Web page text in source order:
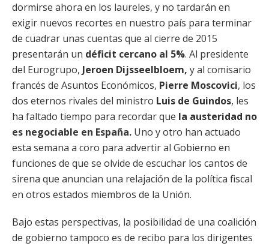
dormirse ahora en los laureles, y no tardarán en
exigir nuevos recortes en nuestro país para terminar
de cuadrar unas cuentas que al cierre de 2015
presentarán un déficit cercano al 5%. Al presidente
del Eurogrupo, Jeroen Dijsseelbloem, y al comisario
francés de Asuntos Económicos, Pierre Moscovici, los
dos eternos rivales del ministro Luis de Guindos, les
ha faltado tiempo para recordar que la austeridad no
es negociable en España. Uno y otro han actuado
esta semana a coro para advertir al Gobierno en
funciones de que se olvide de escuchar los cantos de
sirena que anuncian una relajación de la política fiscal
en otros estados miembros de la Unión.
Bajo estas perspectivas, la posibilidad de una coalición
de gobierno tampoco es de recibo para los dirigentes